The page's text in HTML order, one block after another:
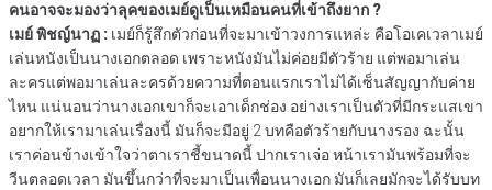
คนอาจจะมองว่าลุคของเมย์ดูเป็นเหมือนคนที่เข้าถึงยาก ?
เมย์ พิชญ์นาฏ : เมย์ก็รู้สึกตัวก่อนที่จะมาเข้าวงการแหล่ะ คือโอเคเวลาเมย์
เล่นหนังเป็นนางเอกตลอด เพราะหนังมันไม่ค่อยมีตัวร้าย แต่พอมาเล่น
ละครแต่พอมาเล่นละครด้วยความที่ตอนแรกเราไม่ได้เซ็นสัญญากับค่าย
ไหน แน่นอนว่านางเอกเขาก็จะเอาเด็กช่อง อย่างเราเป็นตัวที่มีกระแสเขา
อยากให้เรามาเล่นเรื่องนี้ มันก็จะมีอยู่ 2 บทคือตัวร้ายกับนางรอง ฉะนั้น
เราค่อนข้างเข้าใจว่าตาเราชี้ขนาดนี้ ปากเราเจ่อ หน้าเรามันพร้อมที่จะ
วีนตลอดเวลา มันขึ้นกว่าที่จะมาเป็นเพื่อนนางเอก มันก็เลยมักจะได้รับบท